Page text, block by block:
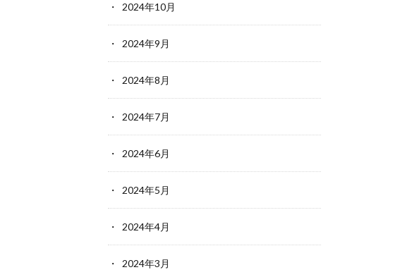
2024年10月
2024年9月
2024年8月
2024年7月
2024年6月
2024年5月
2024年4月
2024年3月